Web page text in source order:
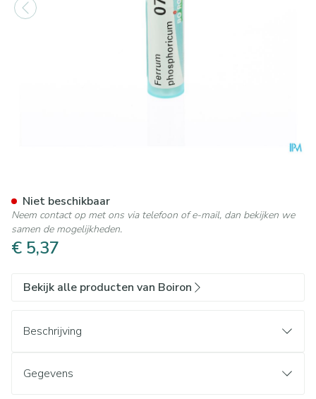
€ 5,37
Niet beschikbaar
Neem contact op met ons via telefoon of e-mail, dan bekijken we
samen de mogelijkheden.
Bekijk alle producten van Boiron
Beschrijving
Gegevens